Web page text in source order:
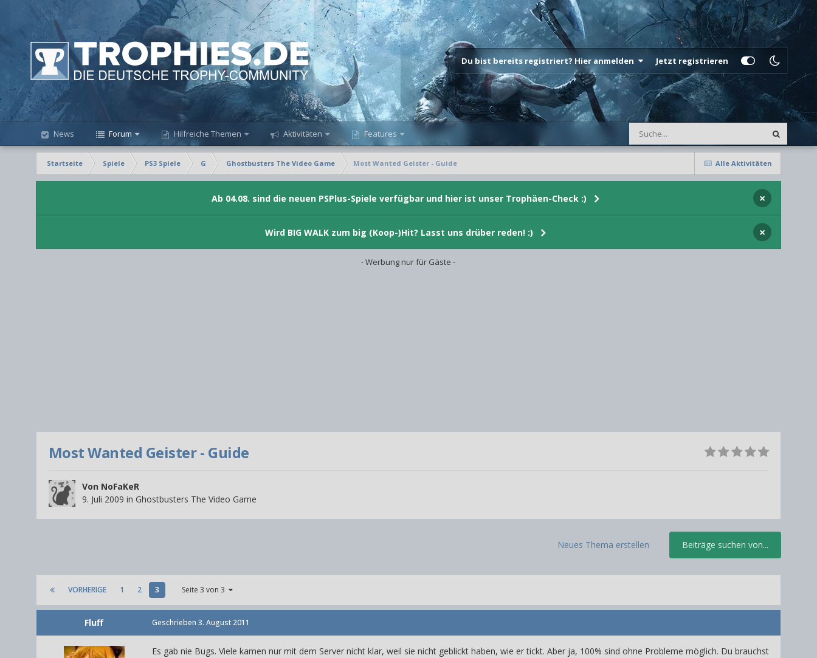
Du bist bereits registriert? Hier anmelden Jetzt registrieren
News Forum Hilfreiche Themen Aktivitäten Features
Alle Aktivitäten
Startseite Spiele PS3 Spiele G Ghostbusters The Video Game Most Wanted Geister - Guide
Ab 04.08. sind die neuen PSPlus-Spiele verfügbar und hier ist unser Trophäen-Check :) ×
Wird BIG WALK zum big (Koop-)Hit? Lasst uns drüber reden! :) ×
- Werbung nur für Gäste -
Most Wanted Geister - Guide
Von NoFaKeR
9. Juli 2009 in Ghostbusters The Video Game
Beiträge suchen von...
Neues Thema erstellen
VORHERIGE 1 2 3 Seite 3 von 3
Fluff Geschrieben 3. August 2011
Es gab nie Bugs. Viele kamen nur mit dem Server nicht klar, weil sie nicht geblickt haben, wie er tickt. Aber ja, 100% sind ohne Probleme möglich. Du brauchst